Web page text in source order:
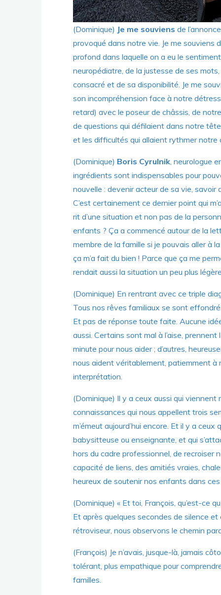
(Dominique) Je me souviens de
provoqué dans notre vie. Je me souviens
profond dans laquelle on a eu le
neuropédiatre, de la justesse de ses
consacré et de sa disponibilité. Je me
son incompréhension face à notre
retard) avec le poseur de châssis, de
de questions qui défilaient dans notre
et les difficultés qui allaient rythmer notre
(Dominique) Boris Cyrulnik , neurologue
ingrédients sont indispensables pour
nouvelle : devenir acteur de sa vie, savoir
C’est certainement ce dernier point qui
rit d’une situation et non pas de la
enfants ? Ça a commencé autour de la
membre de la famille si je pouvais aller à
ça m’a fait du bien ! Parce que ça me
rendait aussi la situation un peu plus
(Dominique) En rentrant avec ce triple
Tous nos rêves familiaux se sont
Et pas de réponse toute faite. Aucune
aussi. Certains sont mal à l’aise,
minute pour nous aider ; d’autres,
nous aident véritablement, patiemment à
interprétation.
(Dominique) Il y a ceux aussi qui
connaissances qui nous appellent trois
m’émeut aujourd’hui encore. Et il y a
babysitteuse ou enseignante, et qui
hors du cadre professionnel, de
capacité de liens, des amitiés vraies,
heureux de soutenir nos enfants dans
(Dominique) « Et toi, François, qu’est-ce
Et après quelques secondes de silence
rétroviseur, nous observons le chemin
(François) Je n’avais, jusque-là, jamais
tolérant, plus empathique pour
familles.